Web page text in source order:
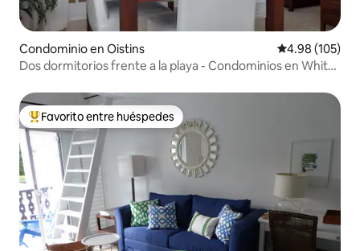
Condominio en Oistins Calificación
4.98 (105)
Dos dormitorios frente a la playa - Condominios en White
De los mejores en Favorito entre huéspedes
Favorito entre huéspedes